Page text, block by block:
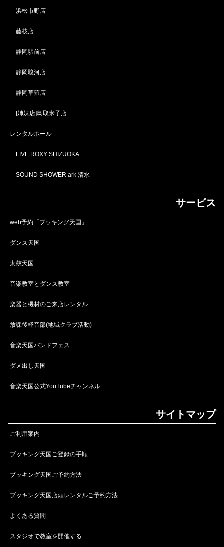
浜松市野店
藤枝店
静岡駅前店
静岡駿河店
静岡草薙店
[姉妹店]鳥取米子店
レンタルホール
LIVE ROXY SHIZUOKA
SOUND SHOWER ark 清水
サービス
web予約「ブッキング天国」
ダンス天国
太鼓天国
音楽教室とダンス教室
楽器と機材のご来店レンタル
放課後軽音部(地域クラブ活動)
音楽天国バンドフェス
ダメ出し天国
音楽天国公式YouTubeチャンネル
サイトマップ
ご利用案内
ブッキング天国ご登録の手順
ブッキング天国ご予約方法
ブッキング天国店頭レンタルご予約方法
よくある質問
スタジオで教室を開催する